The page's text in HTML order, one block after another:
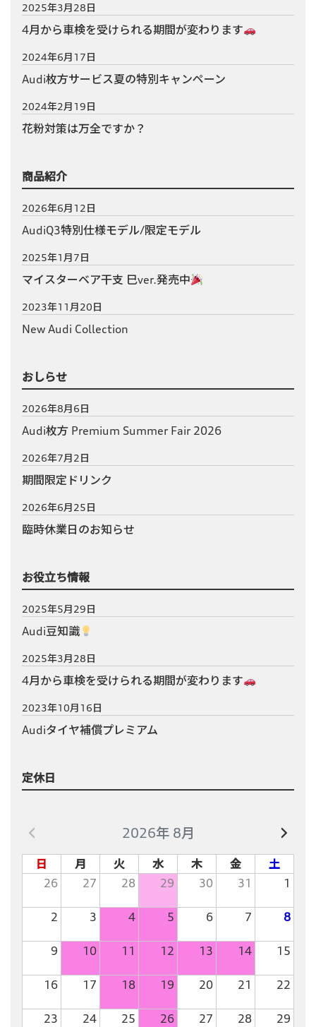
4月から車検を受けられる期間が変わります
2025年3月28日
Audi枚方サービス夏の特別キャンペーン
2024年6月17日
花粉対策は万全ですか？
2024年2月19日
商品紹介
AudiQ3特別仕様モデル/限定モデル
2026年6月12日
マイスターベア干支 巳ver.発売中
2025年1月7日
New Audi Collection
2023年11月20日
おしらせ
Audi枚方 Premium Summer Fair 2026
2026年8月6日
期間限定ドリンク
2026年7月2日
臨時休業日のお知らせ
2026年6月25日
お役立ち情報
Audi豆知識
2025年5月29日
4月から車検を受けられる期間が変わります
2025年3月28日
Audiタイヤ補償プレミアム
2023年10月16日
定休日
2026年 8月
日 月 火 水 木 金
土
26
27 28 29 30 31 1
2 3 4 5 6 7 8
9 10 11 12 13 14 15
16 17 18 19 20 21 22
23 24 25 26 27 28 29